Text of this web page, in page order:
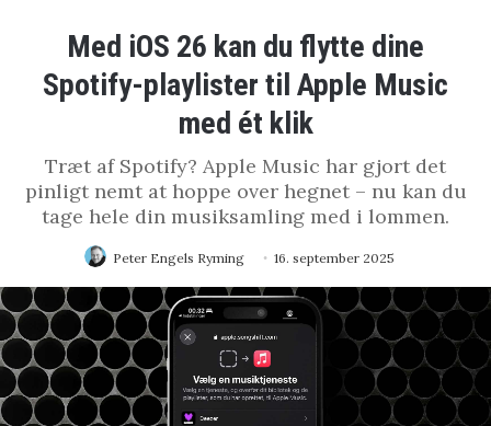
Med iOS 26 kan du flytte dine
Spotify-playlister til Apple Music
med ét klik
Træt af Spotify? Apple Music har gjort det
pinligt nemt at hoppe over hegnet – nu kan du
tage hele din musiksamling med i lommen.
Peter Engels Ryming 16. september 2025